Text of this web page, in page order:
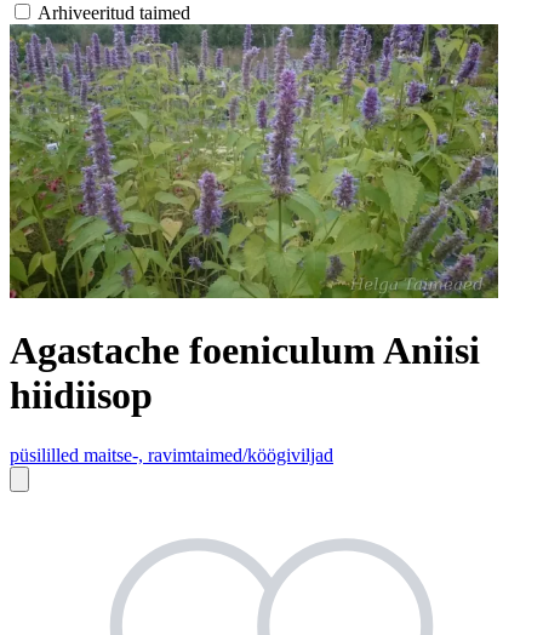
Arhiveeritud taimed
Agastache foeniculum Aniisi
hiidiisop
püsililled maitse-, ravimtaimed/köögiviljad